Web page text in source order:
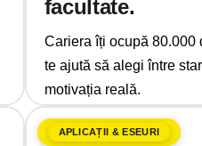
facultate.
Cariera îți ocupă 80.000
te ajută să alegi între
motivația reală.
APLICAȚII & ESEURI